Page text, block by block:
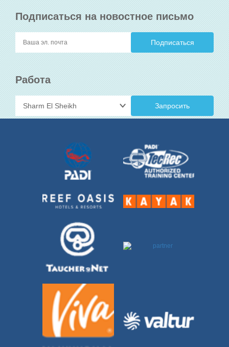
Подписаться на новостное письмо
Работа
Запросить